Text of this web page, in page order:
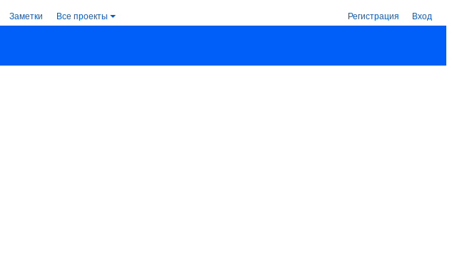
Заметки Все проекты Регистрация Вход